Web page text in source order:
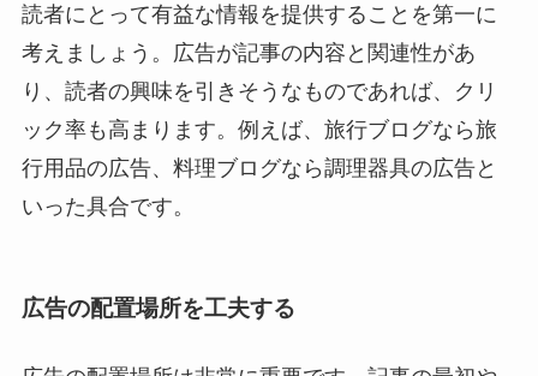
読者にとって有益な情報を提供することを第一に
考えましょう。広告が記事の内容と関連性があ
り、読者の興味を引きそうなものであれば、クリ
ック率も高まります。例えば、旅行ブログなら旅
行用品の広告、料理ブログなら調理器具の広告と
いった具合です。
広告の配置場所を工夫する